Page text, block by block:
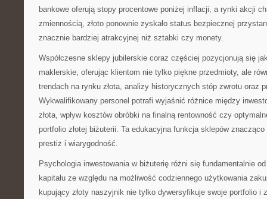
bankowe oferują stopy procentowe poniżej inflacji, a rynki akcji
zmiennością, złoto ponownie zyskało status bezpiecznej
znacznie bardziej atrakcyjnej niż sztabki czy monety.
Współczesne sklepy jubilerskie coraz częściej pozycjonują się
maklerskie, oferując klientom nie tylko piękne przedmioty, ale
trendach na rynku złota, analizy historycznych stóp zwrotu oraz
Wykwalifikowany personel potrafi wyjaśnić różnice między
złota, wpływ kosztów obróbki na finalną rentowność czy
portfolio złotej biżuterii. Ta edukacyjna funkcja sklepów znacząco
prestiż i wiarygodność.
Psychologia inwestowania w biżuterię różni się fundamentalnie
kapitału ze względu na możliwość codziennego użytkowania
kupujący złoty naszyjnik nie tylko dywersyfikuje swoje portfolio i